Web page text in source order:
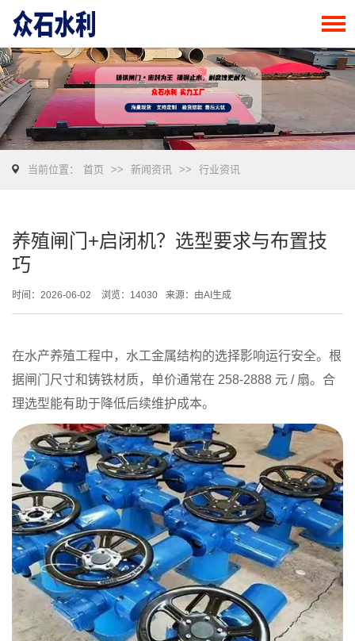
当前位置： 首页 >> 新闻资讯 >> 行业资讯
养殖闸门+启闭机？选型要求与布置技
巧
时间：2026-06-02 浏览：14030 来源：由AI生成
在水产养殖工程中，水工金属结构的选择影响运行安全。根
据闸门尺寸和铸铁材质，单价通常在 258-2888 元 / 扇。合
理选型能有助于降低后续维护成本。